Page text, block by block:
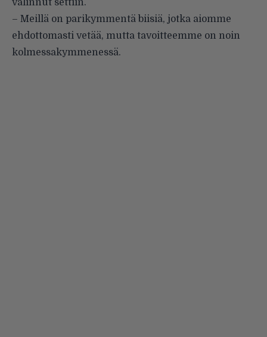
valinnut settiin.
– Meillä on parikymmentä biisiä, jotka aiomme
ehdottomasti vetää, mutta tavoitteemme on noin
kolmessakymmenessä.